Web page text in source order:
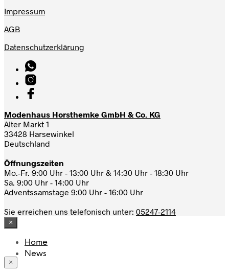
Impressum
AGB
Datenschutzerklärung
Modenhaus Horsthemke GmbH & Co. KG
Alter Markt 1
33428 Harsewinkel
Deutschland
Öffnungszeiten
Mo.-Fr. 9:00 Uhr - 13:00 Uhr & 14:30 Uhr - 18:30 Uhr
Sa. 9:00 Uhr - 14:00 Uhr
Adventssamstage 9:00 Uhr - 16:00 Uhr
Sie erreichen uns telefonisch unter: 05247-2114
×
Home
News
×